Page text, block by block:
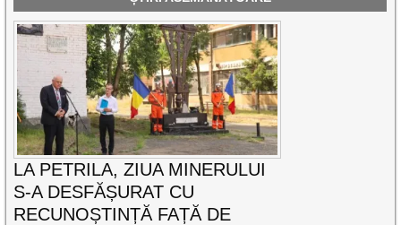
LA PETRILA, ZIUA MINERULUI
S-A DESFĂȘURAT CU
RECUNOȘTINȚĂ FAȚĂ DE